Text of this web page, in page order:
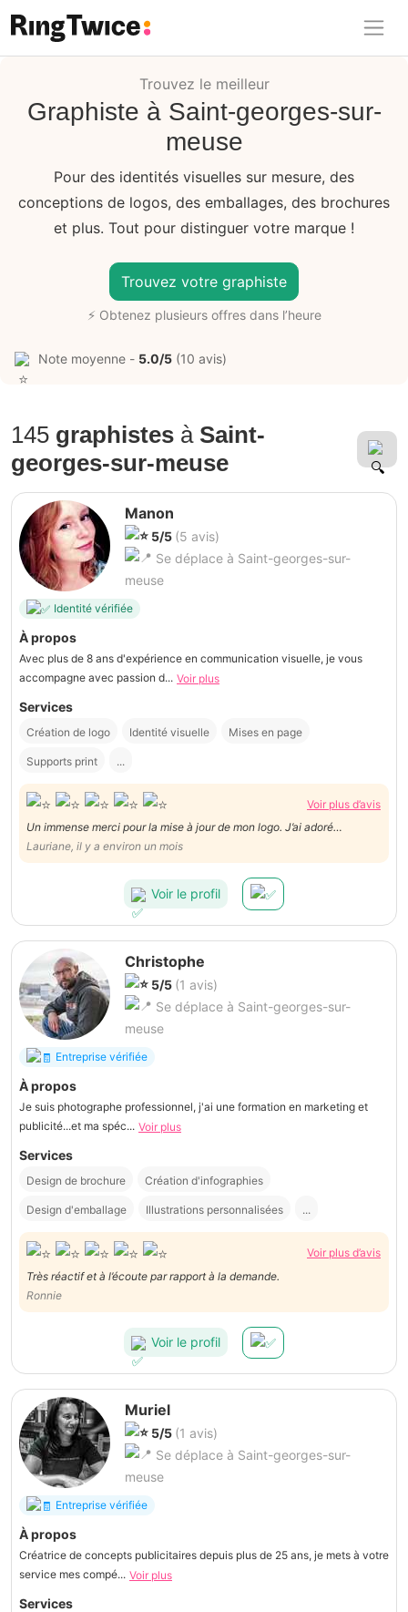
Ring Twice
Trouvez le meilleur
Graphiste à Saint-georges-sur-
meuse
Pour des identités visuelles sur mesure, des
conceptions de logos, des emballages, des brochures
et plus. Tout pour distinguer votre marque !
Trouvez votre graphiste
⚡ Obtenez plusieurs offres dans l’heure
Note moyenne - 5.0/5 (10 avis)
145 graphistes à Saint-
georges-sur-meuse
Manon
5/5 (5 avis)
Se déplace à Saint-georges-sur-
meuse
Identité vérifiée
À propos
Avec plus de 8 ans d'expérience en communication visuelle, je vous
accompagne avec passion d... Voir plus
Services
Création de logo Identité visuelle Mises en page
Supports print ...
Voir plus d’avis
Un immense merci pour la mise à jour de mon logo. J’ai adoré
l’accompagnement, l’écoute et la créativité dont Manon a fait preuve.
Le résultat est exactement ce que j’espérais.
Lauriane, il y a environ un mois
Voir le profil
Christophe
5/5 (1 avis)
Se déplace à Saint-georges-sur-
meuse
Entreprise vérifiée
À propos
Je suis photographe professionnel, j'ai une formation en marketing et
publicité...et ma spéc... Voir plus
Services
Design de brochure Création d'infographies
Design d'emballage Illustrations personnalisées ...
Voir plus d’avis
Très réactif et à l’écoute par rapport à la demande.
Ronnie
Voir le profil
Muriel
5/5 (1 avis)
Se déplace à Saint-georges-sur-
meuse
Entreprise vérifiée
À propos
Créatrice de concepts publicitaires depuis plus de 25 ans, je mets à votre
service mes compé... Voir plus
Services